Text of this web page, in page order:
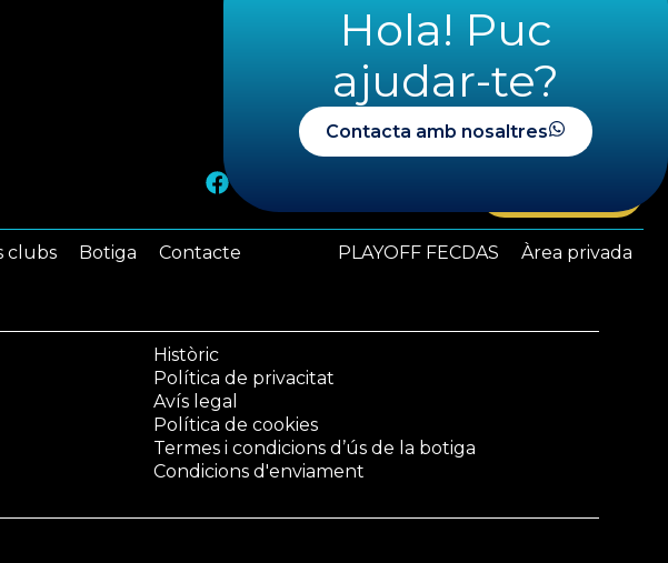
clubs Botiga Contacte PLAYOFF FECDAS Àrea privada
Històric
Política de privacitat
Avís legal
Política de cookies
Termes i condicions d’ús de la botiga
Condicions d'enviament
Hola! Puc
ajudar-te?
Contacta amb nosaltres